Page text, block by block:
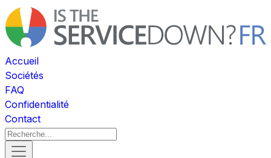
Accueil
Sociétés
FAQ
Confidentialité
Contact